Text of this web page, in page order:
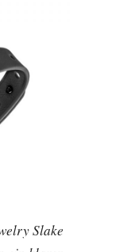
Slake